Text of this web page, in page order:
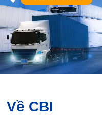
ĐỘNG LỰC MỚI NHẤT
LIÊN HỆ VỚI CHÚNG
Về CBI